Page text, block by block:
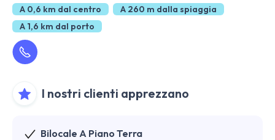
A 0,6 km dal centro
A 260 m dalla spiaggia
A 1,6 km dal porto
I nostri clienti apprezzano
Bilocale A Piano Terra